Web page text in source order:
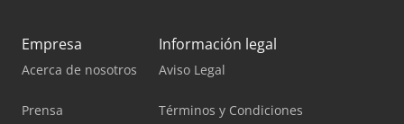
Empresa
Acerca de nosotros
Prensa
Información legal
Aviso Legal
Términos y Condiciones